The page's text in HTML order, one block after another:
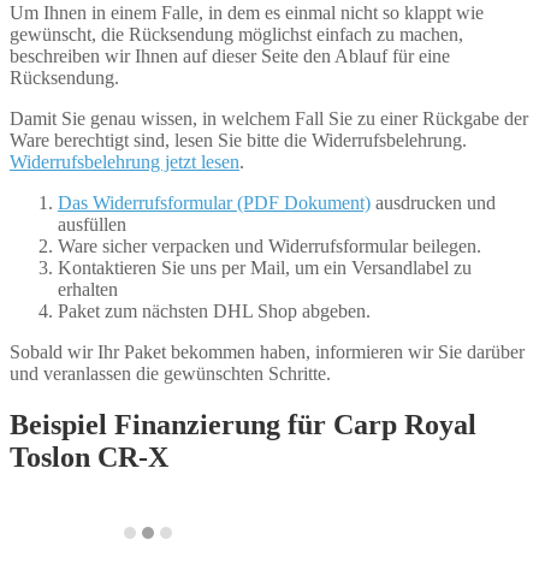
Um Ihnen in einem Falle, in dem es einmal nicht so klappt wie
gewünscht, die Rücksendung möglichst einfach zu machen,
beschreiben wir Ihnen auf dieser Seite den Ablauf für eine
Rücksendung.
Damit Sie genau wissen, in welchem Fall Sie zu einer Rückgabe der
Ware berechtigt sind, lesen Sie bitte die Widerrufsbelehrung.
Widerrufsbelehrung jetzt lesen.
Das Widerrufsformular (PDF Dokument) ausdrucken und
ausfüllen
Ware sicher verpacken und Widerrufsformular beilegen.
Kontaktieren Sie uns per Mail, um ein Versandlabel zu
erhalten
Paket zum nächsten DHL Shop abgeben.
Sobald wir Ihr Paket bekommen haben, informieren wir Sie darüber
und veranlassen die gewünschten Schritte.
Beispiel Finanzierung für Carp Royal
Toslon CR-X